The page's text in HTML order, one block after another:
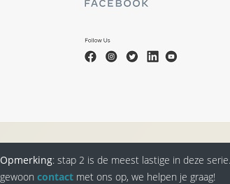
Opmerking: stap 2 is de meest lastige in deze
gewoon contact met ons op, we helpen je graag!